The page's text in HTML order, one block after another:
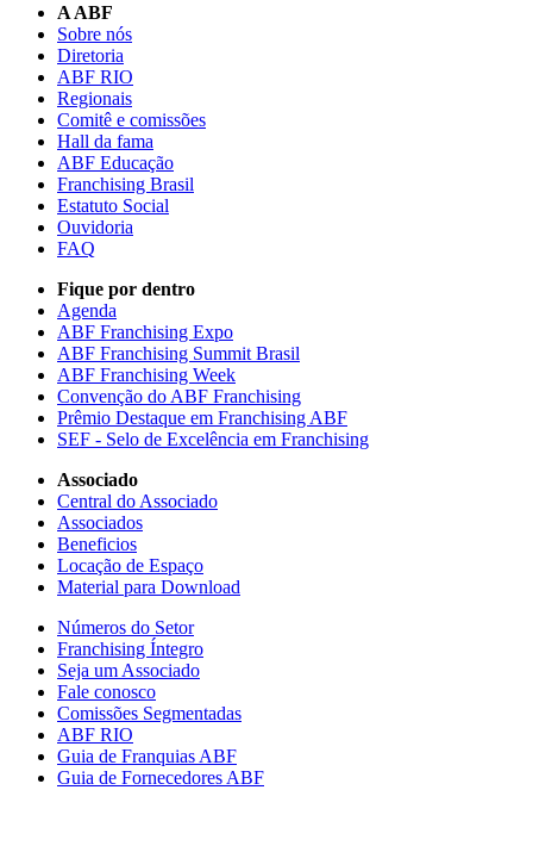
A ABF
Sobre nós
Diretoria
ABF RIO
Regionais
Comitê e comissões
Hall da fama
ABF Educação
Franchising Brasil
Estatuto Social
Ouvidoria
FAQ
Fique por dentro
Agenda
ABF Franchising Expo
ABF Franchising Summit Brasil
ABF Franchising Week
Convenção do ABF Franchising
Prêmio Destaque em Franchising ABF
SEF - Selo de Excelência em Franchising
Associado
Central do Associado
Associados
Beneficios
Locação de Espaço
Material para Download
Números do Setor
Franchising Íntegro
Seja um Associado
Fale conosco
Comissões Segmentadas
ABF RIO
Guia de Franquias ABF
Guia de Fornecedores ABF